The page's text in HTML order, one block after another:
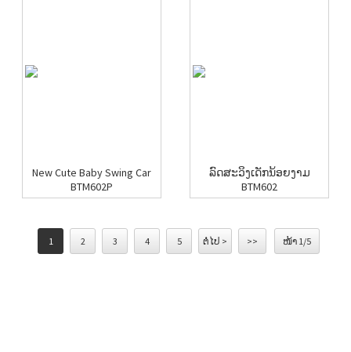
New Cute Baby Swing Car
BTM602P
ລົດສະວິງເດັກນ້ອຍງາມ
BTM602
1 2 3 4 5 ຕໍ່ໄປ > >> ໜ້າ 1/5